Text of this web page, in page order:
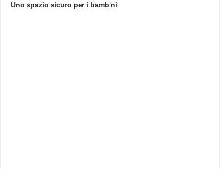
Uno spazio sicuro per i bambini